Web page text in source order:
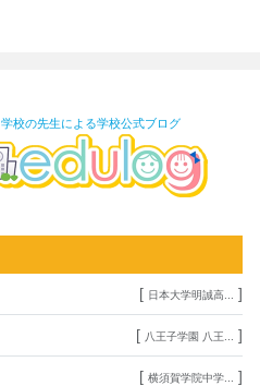
学校の先生による学校公式ブログ
[ 日本大学明誠高... ]
[ 八王子学園 八王... ]
[ 横須賀学院中学... ]